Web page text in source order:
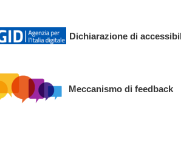
Dichiarazione di
Meccanismo di feedback